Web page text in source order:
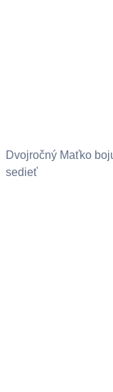
Dvojročný Maťko
sedieť